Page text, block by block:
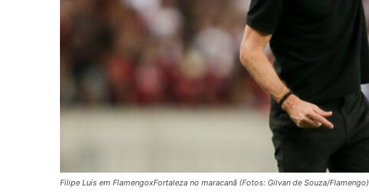
Filipe Luis em FlamengoxFortaleza no maracanã (Fotos: Gilvan de Souza/Flamengo)